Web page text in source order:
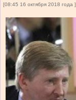
[08:45 16 октября 2018 года ]